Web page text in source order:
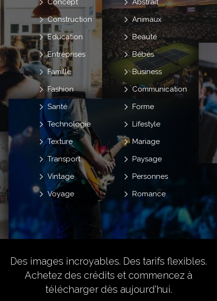
Animaux
Beauté
Bébés
Business
Communication
Construction
Education
Entreprises
Famille
Fashion
Forme
Lifestyle
Mariage
Paysage
Personnes
Romance
Santé
Technologie
Texture
Transport
Vintage
Voyage
Des images incroyables. Des tarifs flexibles.
Achetez des crédits et commencez à
télécharger dès aujourd'hui.